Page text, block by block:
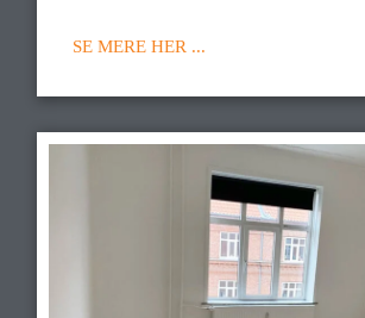
SE MERE HER ...